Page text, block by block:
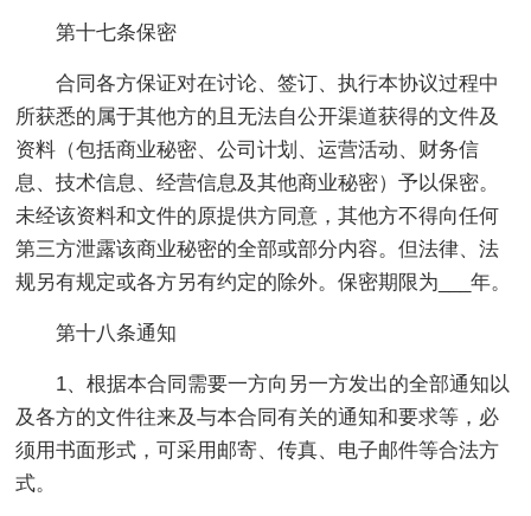
第十七条保密
合同各方保证对在讨论、签订、执行本协议过程中
所获悉的属于其他方的且无法自公开渠道获得的文件及
资料（包括商业秘密、公司计划、运营活动、财务信
息、技术信息、经营信息及其他商业秘密）予以保密。
未经该资料和文件的原提供方同意，其他方不得向任何
第三方泄露该商业秘密的全部或部分内容。但法律、法
规另有规定或各方另有约定的除外。保密期限为___年。
第十八条通知
1、根据本合同需要一方向另一方发出的全部通知以
及各方的文件往来及与本合同有关的通知和要求等，必
须用书面形式，可采用邮寄、传真、电子邮件等合法方
式。